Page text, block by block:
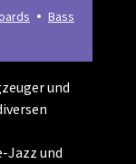
Bass
und
Jazz und